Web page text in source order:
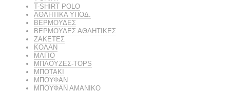
T-SHIRT POLO
ΑΘΛΗΤΙΚΑ ΥΠΟΔ.
ΒΕΡΜΟΥΔΕΣ
ΒΕΡΜΟΥΔΕΣ ΑΘΛΗΤΙΚΕΣ
ΖΑΚΕΤΕΣ
ΚΟΛΑΝ
ΜΑΓΙΟ
ΜΠΛΟΥΖΕΣ-TOPS
ΜΠΟΤΑΚΙ
ΜΠΟΥΦΑΝ
ΜΠΟΥΦΑΝ ΑΜΑΝΙΚΟ